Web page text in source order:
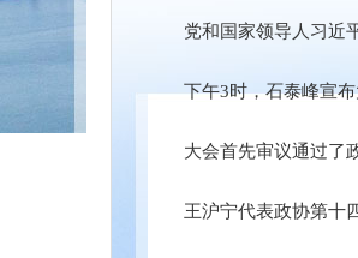
党和国家领导人习近
下午3时，石泰峰宣
大会首先审议通过了
王沪宁代表政协第十